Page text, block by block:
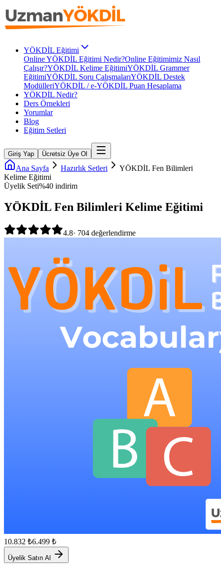
YÖKDİL Eğitimi
Online YÖKDİL Eğitimi Nedir?Online Eğitimimiz Nasıl
Çalışır?YÖKDİL Kelime EğitimiYÖKDİL Grammer
EğitimiYÖKDİL Soru ÇalışmalarıYÖKDİL Destek
ModülleriYÖKDİL / e-YÖKDİL Puan Hesaplama
YÖKDİL Nedir?
Ders Örnekleri
Yorumlar
Blog
Eğitim Setleri
Giriş Yap Ücretsiz Üye Ol
Ana Sayfa Hazırlık Setleri
YÖKDİL Fen Bilimleri
Kelime Eğitimi
Üyelik Seti%40 indirim
YÖKDİL Fen Bilimleri Kelime Eğitimi
4.8· 704 değerlendirme
10.832 ₺6.499 ₺
Üyelik Satın Al